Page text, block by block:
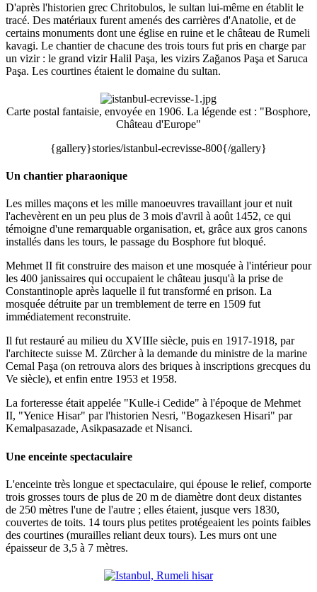
D'après l'historien grec Chritobulos, le sultan lui-même en établit le
tracé. Des matériaux furent amenés des carrières d'Anatolie, et de
certains monuments dont une église en ruine et le château de Rumeli
kavagi. Le chantier de chacune des trois tours fut pris en charge par
un vizir : le grand vizir Halil Paşa, les vizirs Zağanos Paşa et Saruca
Paşa. Les courtines étaient le domaine du sultan.
Carte postal fantaisie, envoyée en 1906. La légende est : "Bosphore,
Château d'Europe"
{gallery}stories/istanbul-ecrevisse-800{/gallery}
Un chantier pharaonique
Les milles maçons et les mille manoeuvres travaillant jour et nuit
l'achevèrent en un peu plus de 3 mois d'avril à août 1452, ce qui
témoigne d'une remarquable organisation, et, grâce aux gros canons
installés dans les tours, le passage du Bosphore fut bloqué.
Mehmet II fit construire des maison et une mosquée à l'intérieur pour
les 400 janissaires qui occupaient le château jusqu'à la prise de
Constantinople après laquelle il fut transformé en prison. La
mosquée détruite par un tremblement de terre en 1509 fut
immédiatement reconstruite.
Il fut restauré au milieu du XVIIIe siècle, puis en 1917-1918, par
l'architecte suisse M. Zürcher à la demande du ministre de la marine
Cemal Paşa (on retrouva alors des briques à inscriptions grecques du
Ve siècle), et enfin entre 1953 et 1958.
La forteresse était appelée "Kulle-i Cedide" à l'époque de Mehmet
II, "Yenice Hisar" par l'historien Nesri, "Bogazkesen Hisari" par
Kemalpasazade, Asikpasazade et Nisanci.
Une enceinte spectaculaire
L'enceinte très longue et spectaculaire, qui épouse le relief, comporte
trois grosses tours de plus de 20 m de diamètre dont deux distantes
de 250 mètres l'une de l'autre ; elles étaient, jusque vers 1830,
couvertes de toits. 14 tours plus petites protégeaient les points faibles
des courtines (murailles reliant deux tours). Les murs ont une
épaisseur de 3,5 à 7 mètres.